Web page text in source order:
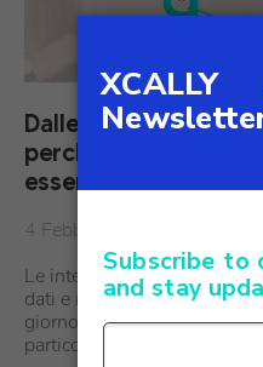
Dalle conversazioni
perché la speech
essenziale per la
4 Febbraio
Le interazioni con i clienti
dati e mai così difficili da
giorno le organizzazioni di
particolare i fornitori di